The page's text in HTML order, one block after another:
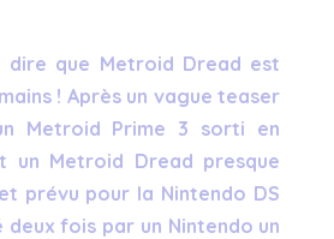
dire que Metroid Dread est
! Après un vague teaser
Metroid Prime 3 sorti en
un Metroid Dread presque
prévu pour la Nintendo DS
deux fois par un Nintendo un